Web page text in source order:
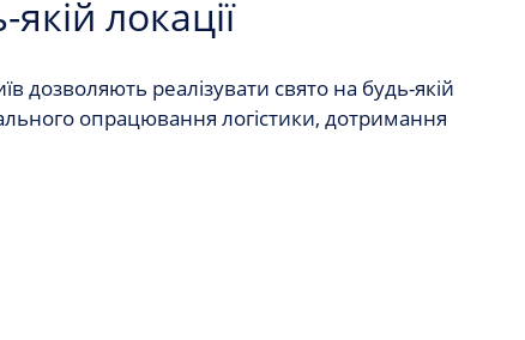
локації
дозволяють реалізувати свято на будь-якій
опрацювання логістики, дотримання